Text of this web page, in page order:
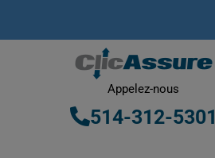
Appelez-nous
514-312-5301